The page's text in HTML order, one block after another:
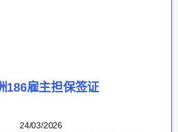
186雇主担保签证
24/03/2026